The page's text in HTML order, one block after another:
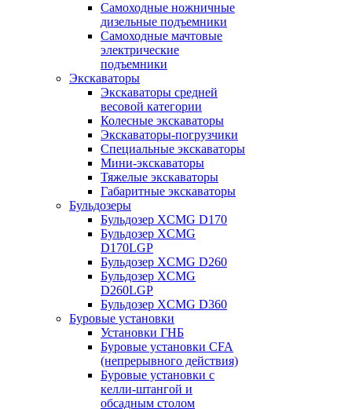
Самоходные ножничные
дизельные подъемники
Самоходные мачтовые
электрические
подъемники
Экскаваторы
Экскаваторы средней
весовой категории
Колесные экскаваторы
Экскаваторы-погрузчики
Специальные экскаваторы
Мини-экскаваторы
Тяжелые экскаваторы
Габаритные экскаваторы
Бульдозеры
Бульдозер XCMG D170
Бульдозер XCMG
D170LGP
Бульдозер XCMG D260
Бульдозер XCMG
D260LGP
Бульдозер XCMG D360
Буровые установки
Установки ГНБ
Буровые установки CFA
(непрерывного действия)
Буровые установки с
келли-штангой и
обсадным столом